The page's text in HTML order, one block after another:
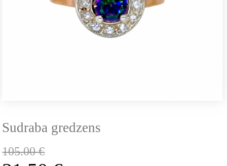
Sudraba gredzens
105.00€